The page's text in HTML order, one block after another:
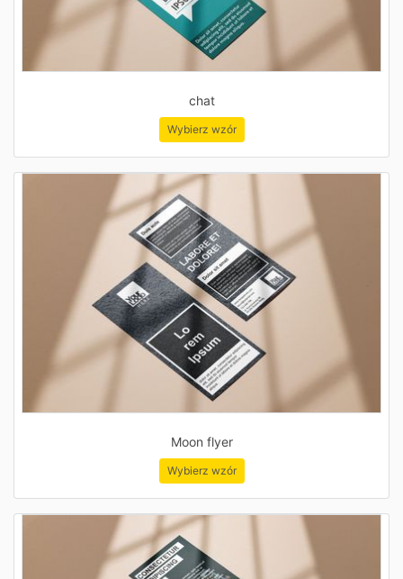
chat
Wybierz wzór
Moon flyer
Wybierz wzór